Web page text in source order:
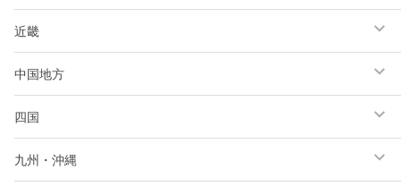
近畿
中国地方
四国
九州・沖縄